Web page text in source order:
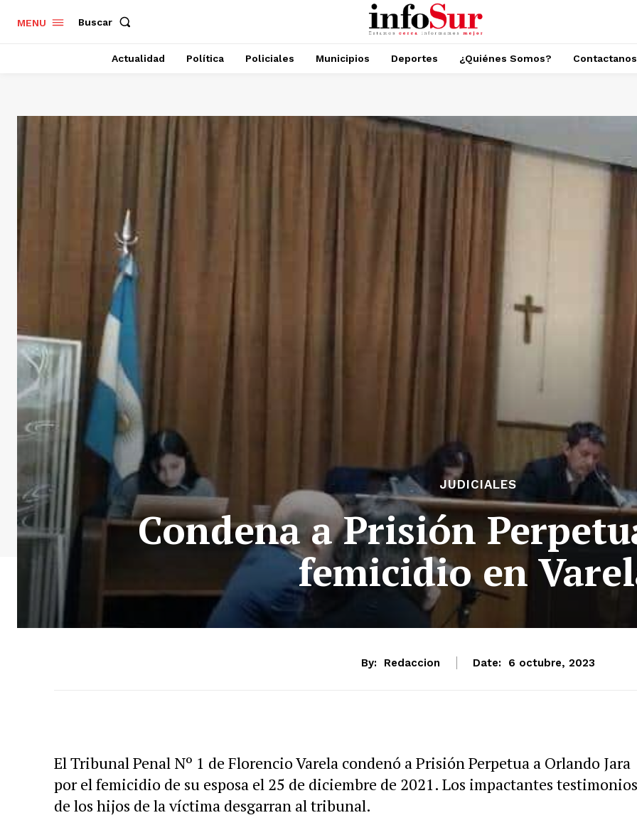
MENU Buscar
Actualidad Política Policiales Municipios Deportes ¿Quiénes Somos? Contactanos
JUDICIALES
Condena a Prisión
femicidio en
By: Redaccion Date: 6 octubre, 2023
El Tribunal Penal Nº 1 de Florencio Varela condenó a Prisión Perpetua a Orlando Jara
por el femicidio de su esposa el 25 de diciembre de 2021. Los impactantes testimonios
de los hijos de la víctima desgarran al tribunal.